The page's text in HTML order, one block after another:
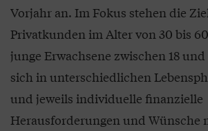
Vorjahr an. Im Fokus stehen die
Privatkunden im Alter von 30 bis
junge Erwachsene zwischen 18
sich in unterschiedlichen
und jeweils individuelle finanzielle
Herausforderungen und Wünsche